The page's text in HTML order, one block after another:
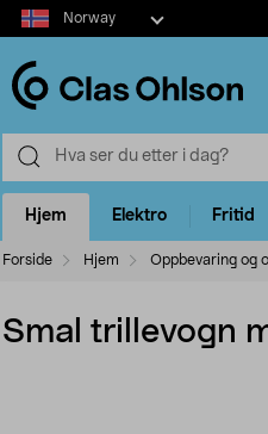
Select
market
Norway
Hjem Elektro Fritid
Forside Hjem Oppbevaring og
Smal trillevogn